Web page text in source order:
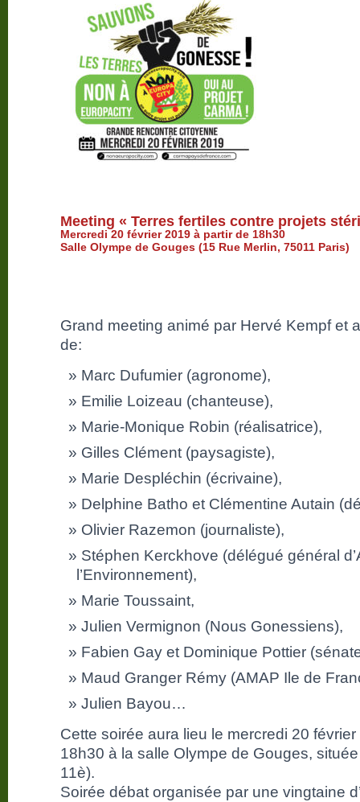
Meeting « Terres fertiles contre projets
Mercredi 20 février 2019 à partir de 18h30
Salle Olympe de Gouges (15 Rue Merlin, 75011 Paris)
Grand meeting animé par Hervé Kempf et
de:
Marc Dufumier (agronome),
Emilie Loizeau (chanteuse),
Marie-Monique Robin (réalisatrice),
Gilles Clément (paysagiste),
Marie Despléchin (écrivaine),
Delphine Batho et Clémentine Autain
Olivier Razemon (journaliste),
Stéphen Kerckhove (délégué général
l’Environnement),
Marie Toussaint,
Julien Vermignon (Nous Gonessiens),
Fabien Gay et Dominique Pottier
Maud Granger Rémy (AMAP Ile de
Julien Bayou…
Cette soirée aura lieu le mercredi 20
18h30 à la salle Olympe de Gouges,
11è).
Soirée débat organisée par une vingtaine